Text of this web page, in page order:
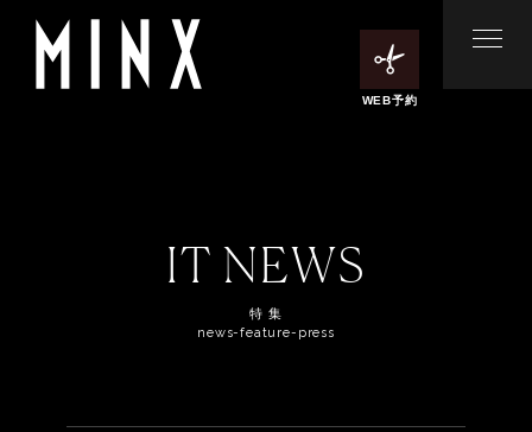
WEB予約
IT NEWS
特 集
news-feature-press